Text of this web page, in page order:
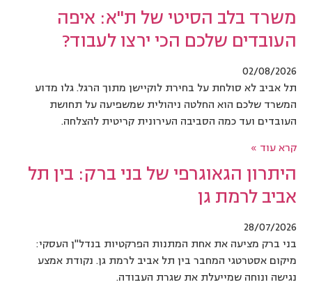
משרד בלב הסיטי של ת"א: איפה
העובדים שלכם הכי ירצו לעבוד?
02/08/2026
תל אביב לא סולחת על בחירת לוקיישן מתוך הרגל. גלו מדוע
המשרד שלכם הוא החלטה ניהולית שמשפיעה על תחושת
העובדים ועד כמה הסביבה העירונית קריטית להצלחה.
קרא עוד »
היתרון הגאוגרפי של בני ברק: בין תל
אביב לרמת גן
28/07/2026
בני ברק מציעה את אחת המתנות הפרקטיות בנדל"ן העסקי:
מיקום אסטרטגי המחבר בין תל אביב לרמת גן. נקודת אמצע
נגישה ונוחה שמייעלת את שגרת העבודה.